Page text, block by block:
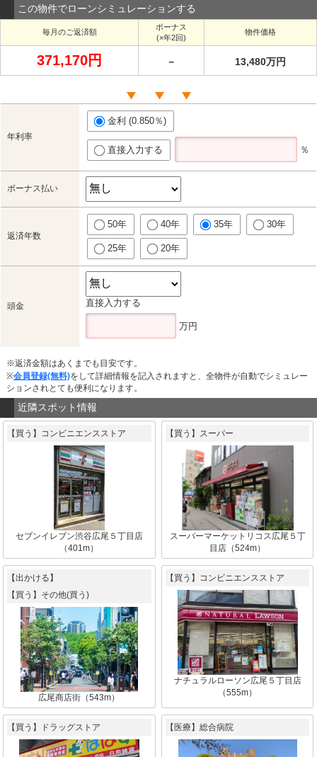
この物件でローンシミュレーションする
毎月のご返済額
ボーナス
(×年2回)
物件価格
371,170円 － 13,480万円
年利率
金利 (0.850％)
直接入力する ％
ボーナス払い
返済年数
50年 40年 35年 30年
25年 20年
頭金 直接入力する
万円
※返済金額はあくまでも目安です。
※会員登録(無料)をして詳細情報を記入されますと、全物件が自動でシミュレー
ションされとても便利になります。
近隣スポット情報
【買う】コンビニエンスストア
セブンイレブン渋谷広尾５丁目店
（401m）
【買う】スーパー
スーパーマーケットリコス広尾５丁
目店（524m）
【出かける】
【買う】その他(買う)
広尾商店街（543m）
【買う】コンビニエンスストア
ナチュラルローソン広尾５丁目店
（555m）
【買う】ドラッグストア 【医療】総合病院